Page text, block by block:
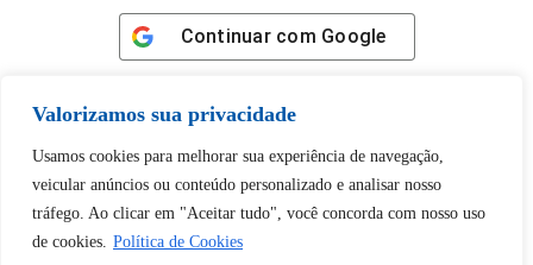
Valorizamos sua privacidade
Usamos cookies para melhorar sua experiência de navegação,
veicular anúncios ou conteúdo personalizado e analisar nosso
tráfego. Ao clicar em "Aceitar tudo", você concorda com nosso uso
de cookies. Política de Cookies
Continuar com Google
Tem certeza de que deseja
desbloquear esta publicação?